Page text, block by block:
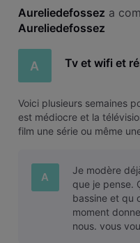
Aureliedefossez a
Aureliedefossez
A Tv et wifi et
Voici plusieurs semaines
est médiocre et la
film une série ou même
patien
A
Je modère
que je pense.
bassine et qu
moment
nous. vous